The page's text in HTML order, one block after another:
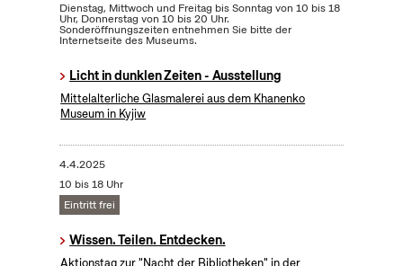
Dienstag, Mittwoch und Freitag bis Sonntag von 10 bis 18
Uhr, Donnerstag von 10 bis 20 Uhr.
Sonderöffnungszeiten entnehmen Sie bitte der
Internetseite des Museums.
Licht in dunklen Zeiten - Ausstellung
Mittelalterliche Glasmalerei aus dem Khanenko
Museum in Kyjiw
4.4.2025
10 bis 18 Uhr
Eintritt frei
Wissen. Teilen. Entdecken.